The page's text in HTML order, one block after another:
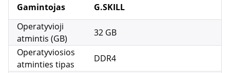
Gamintojas
G.SKILL
Operatyvioji
atmintis (GB)
32 GB
Operatyviosios
atminties tipas
DDR4